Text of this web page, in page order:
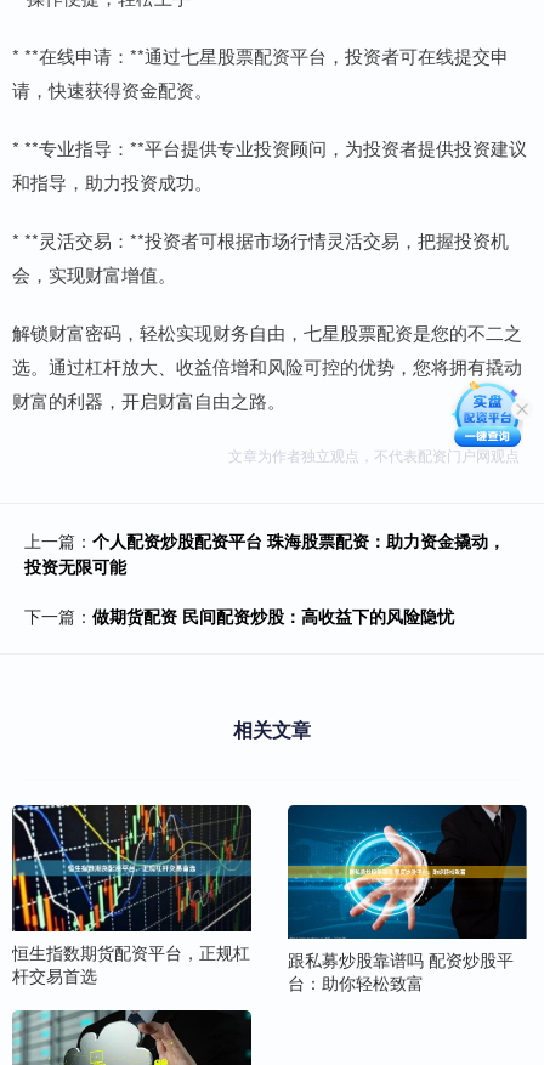
* **在线申请：**通过七星股票配资平台，投资者可在线提交申
请，快速获得资金配资。
* **专业指导：**平台提供专业投资顾问，为投资者提供投资建议
和指导，助力投资成功。
* **灵活交易：**投资者可根据市场行情灵活交易，把握投资机
会，实现财富增值。
解锁财富密码，轻松实现财务自由，七星股票配资是您的不二之
选。通过杠杆放大、收益倍增和风险可控的优势，您将拥有撬动
财富的利器，开启财富自由之路。
文章为作者独立观点，不代表配资门户网观点
上一篇： 个人配资炒股配资平台 珠海股票配资：助力资金撬动，
投资无限可能
下一篇： 做期货配资 民间配资炒股：高收益下的风险隐忧
相关文章
恒生指数期货配资平台，正规杠
杆交易首选
跟私募炒股靠谱吗 配资炒股平
台：助你轻松致富